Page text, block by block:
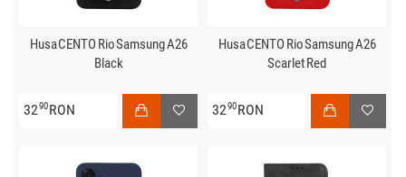
Husa CENTO Rio Samsung A26
Black
3290RON
Husa CENTO Rio Samsung A26
Scarlet Red
3290RON